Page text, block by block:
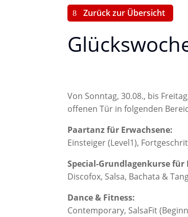
Zurück zur Übersicht
Von Sonntag, 30.08., bis
offenen Tür in folgenden
Paartanz für Erwachsene:
Einsteiger (Level1),
Special-Grundlagenkurse für
Discofox, Salsa, Bachata &
Dance & Fitness:
Contemporary, SalsaFit